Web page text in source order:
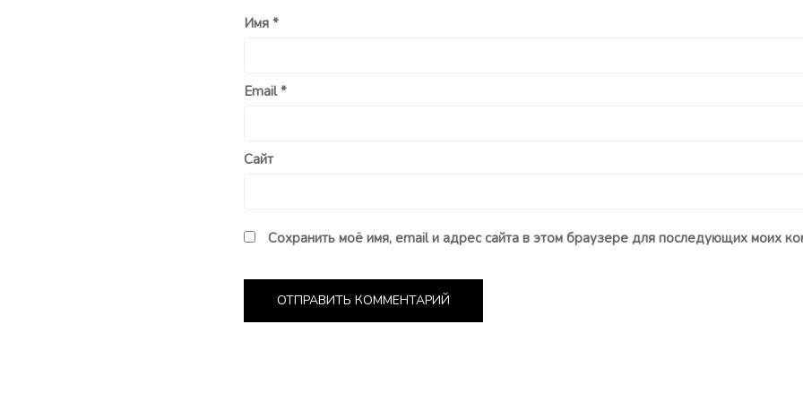
Имя *
Email*
Сайт
Сохранить моё имя, email и адрес сайта в этом браузере для последующих моих